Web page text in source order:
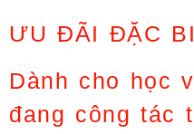
ƯU ĐÃI ĐẶC
Dành cho học
đang công tác